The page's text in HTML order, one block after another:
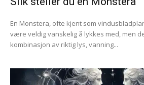
En Monstera, ofte kjent som
være veldig vanskelig å lykkes med, men
kombinasjon av riktig lys, vanning...